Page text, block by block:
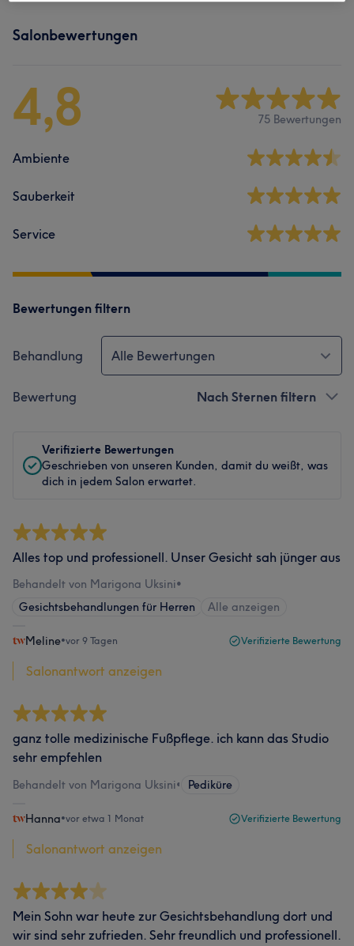
Salonbewertungen
4,8 75 Bewertungen
Ambiente
Sauberkeit
Service
Bewertungen filtern
Behandlung Alle Bewertungen
Bewertung Nach Sternen filtern
Verifizierte Bewertungen
Geschrieben von unseren Kunden, damit du weißt, was
dich in jedem Salon erwartet.
Alles top und professionell. Unser Gesicht sah jünger aus
Behandelt von Marigona Uksini•
Gesichtsbehandlungen für Herren
Alle anzeigen
Meline•vor 9 Tagen Verifizierte Bewertung
Salonantwort anzeigen
ganz tolle medizinische Fußpflege. ich kann das Studio
sehr empfehlen
Behandelt von Marigona Uksini• Pediküre
Hanna•vor etwa 1 Monat Verifizierte Bewertung
Salonantwort anzeigen
Mein Sohn war heute zur Gesichtsbehandlung dort und
wir sind sehr zufrieden. Sehr freundlich und professionell.